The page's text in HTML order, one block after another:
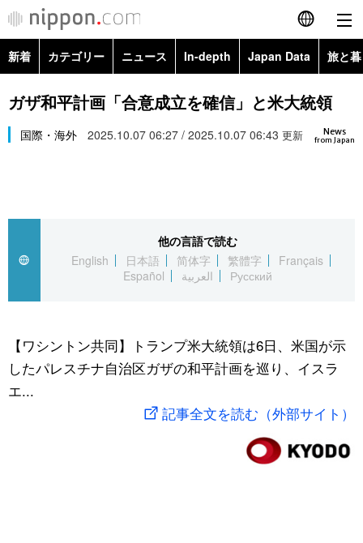
English
简体字
繁體字
العربية
社会
文化
旅と暮らし
動画/Live
新着 カテゴリー ニュース In-depth Japan Data 旅と
政治・外交
経済・ビジネス
社会
文化
科学・技術
暮らし
Topics
Images
お知らせ
ガザ和平計画「合意成立を確信」と米大統領
News
from Japan
国際・海外 2025.10.07 06:27 / 2025.10.07 06:43 更新
他の言語で読む
English
日本語 简体字 繁體字
Français
Español
العربية Русский
【ワシントン共同】トランプ米大統領は6日、米国が示
したパレスチナ自治区ガザの和平計画を巡り、イスラ
エ...
記事全文を読む（外部サイト）